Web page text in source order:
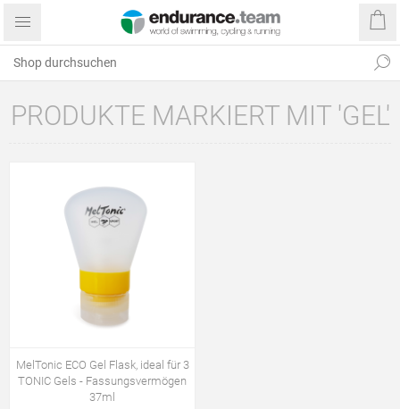
PRODUKTE MARKIERT MIT 'GEL'
MelTonic ECO Gel Flask, ideal für 3
TONIC Gels - Fassungsvermögen
37ml